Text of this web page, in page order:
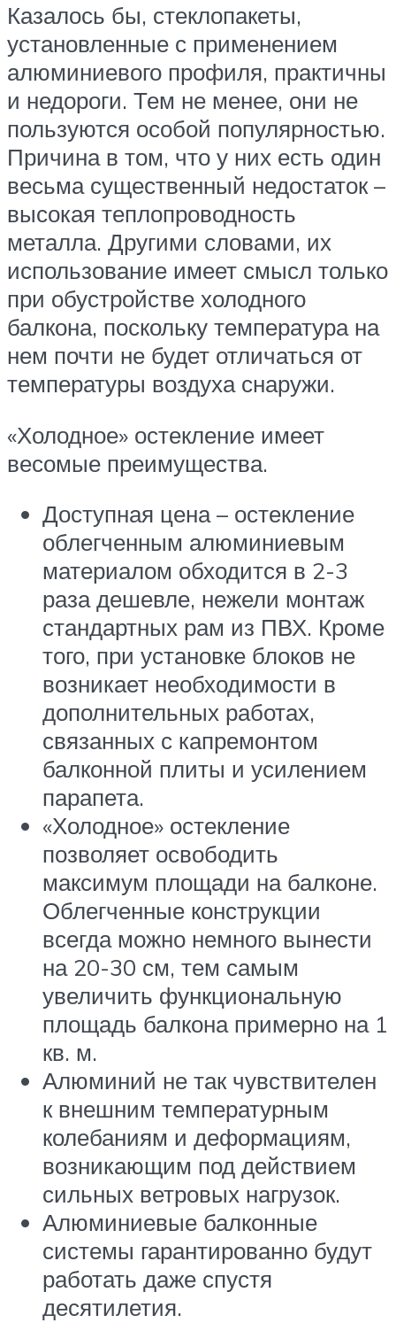
Казалось бы, стеклопакеты,
установленные с применением
алюминиевого профиля, практичны
и недороги. Тем не менее, они не
пользуются особой популярностью.
Причина в том, что у них есть один
весьма существенный недостаток –
высокая теплопроводность
металла. Другими словами, их
использование имеет смысл только
при обустройстве холодного
балкона, поскольку температура на
нем почти не будет отличаться от
температуры воздуха снаружи.
«Холодное» остекление имеет
весомые преимущества.
Доступная цена – остекление
облегченным алюминиевым
материалом обходится в 2-3
раза дешевле, нежели монтаж
стандартных рам из ПВХ. Кроме
того, при установке блоков не
возникает необходимости в
дополнительных работах,
связанных с капремонтом
балконной плиты и усилением
парапета.
«Холодное» остекление
позволяет освободить
максимум площади на балконе.
Облегченные конструкции
всегда можно немного вынести
на 20-30 см, тем самым
увеличить функциональную
площадь балкона примерно на 1
кв. м.
Алюминий не так чувствителен
к внешним температурным
колебаниям и деформациям,
возникающим под действием
сильных ветровых нагрузок.
Алюминиевые балконные
системы гарантированно будут
работать даже спустя
десятилетия.